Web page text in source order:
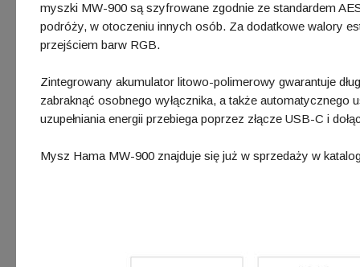
myszki MW-900 są szyfrowane zgodnie ze standardem
podróży, w otoczeniu innych osób. Za dodatkowe walory
przejściem barw RGB.
Zintegrowany akumulator litowo-polimerowy gwarantuje
zabraknąć osobnego wyłącznika, a także
uzupełniania energii przebiega poprzez złącze USB-C i
Mysz Hama MW-900 znajduje się już w sprzedaży w